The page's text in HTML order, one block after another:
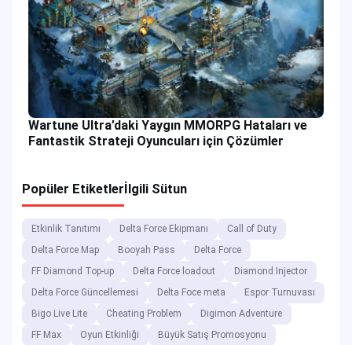
Wartune Ultra’daki Yaygın MMORPG Hataları ve
Fantastik Strateji Oyuncuları için Çözümler
Popüler Etiketler İlgili Sütun
Etkinlik Tanıtımı Delta Force Ekipmanı
Call of Duty
Delta Force Map
Booyah Pass
Delta Force
FF Diamond Top-up
Delta Force loadout
Diamond Injector
Delta Force Güncellemesi
Delta Foce meta
Espor Turnuvası
Bigo Live Lite
Cheating Problem
Digimon Adventure
FF Max
Oyun Etkinliği
Büyük Satış Promosyonu